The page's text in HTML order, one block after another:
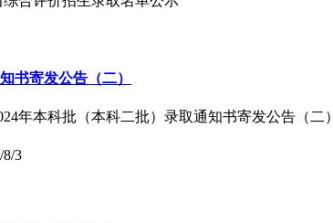
书寄发公告（二）
年本科批（本科二批）录取通知书寄发公告（二）
8/3